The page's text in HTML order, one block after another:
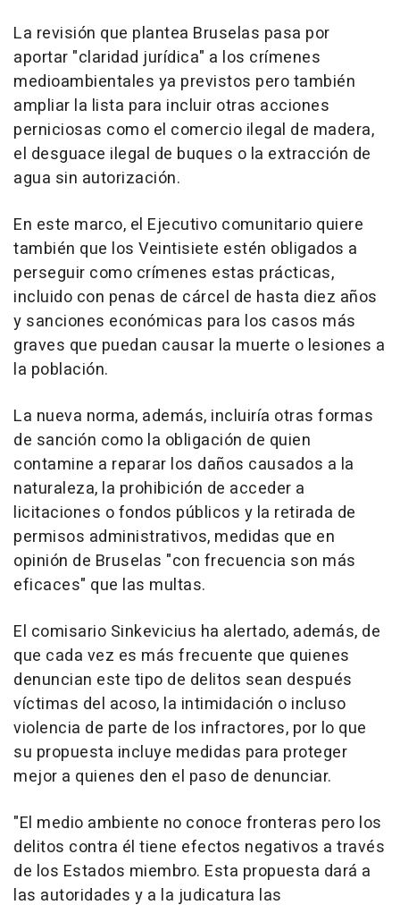
La revisión que plantea Bruselas pasa por
aportar "claridad jurídica" a los crímenes
medioambientales ya previstos pero también
ampliar la lista para incluir otras acciones
perniciosas como el comercio ilegal de madera,
el desguace ilegal de buques o la extracción de
agua sin autorización.
En este marco, el Ejecutivo comunitario quiere
también que los Veintisiete estén obligados a
perseguir como crímenes estas prácticas,
incluido con penas de cárcel de hasta diez años
y sanciones económicas para los casos más
graves que puedan causar la muerte o lesiones a
la población.
La nueva norma, además, incluiría otras formas
de sanción como la obligación de quien
contamine a reparar los daños causados a la
naturaleza, la prohibición de acceder a
licitaciones o fondos públicos y la retirada de
permisos administrativos, medidas que en
opinión de Bruselas "con frecuencia son más
eficaces" que las multas.
El comisario Sinkevicius ha alertado, además, de
que cada vez es más frecuente que quienes
denuncian este tipo de delitos sean después
víctimas del acoso, la intimidación o incluso
violencia de parte de los infractores, por lo que
su propuesta incluye medidas para proteger
mejor a quienes den el paso de denunciar.
"El medio ambiente no conoce fronteras pero los
delitos contra él tiene efectos negativos a través
de los Estados miembro. Esta propuesta dará a
las autoridades y a la judicatura las